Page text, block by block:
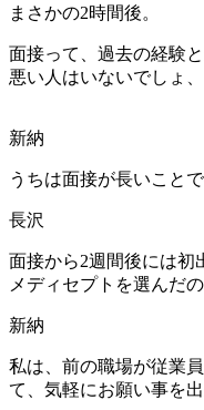
まさかの2時間後。
面接って、過去の経験
悪い人はいないでしょ
新納
うちは面接が長いこと
長沢
面接から2週間後には初
メディセプトを選んだの
新納
私は、前の職場が従業
て、気軽にお願い事を